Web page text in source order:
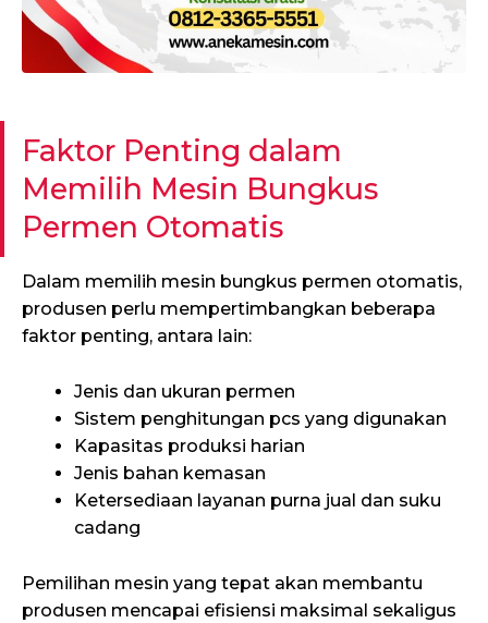
Faktor Penting dalam
Memilih Mesin Bungkus
Permen Otomatis
Dalam memilih mesin bungkus permen otomatis,
produsen perlu mempertimbangkan beberapa
faktor penting, antara lain:
Jenis dan ukuran permen
Sistem penghitungan pcs yang digunakan
Kapasitas produksi harian
Jenis bahan kemasan
Ketersediaan layanan purna jual dan suku
cadang
Pemilihan mesin yang tepat akan membantu
produsen mencapai efisiensi maksimal sekaligus